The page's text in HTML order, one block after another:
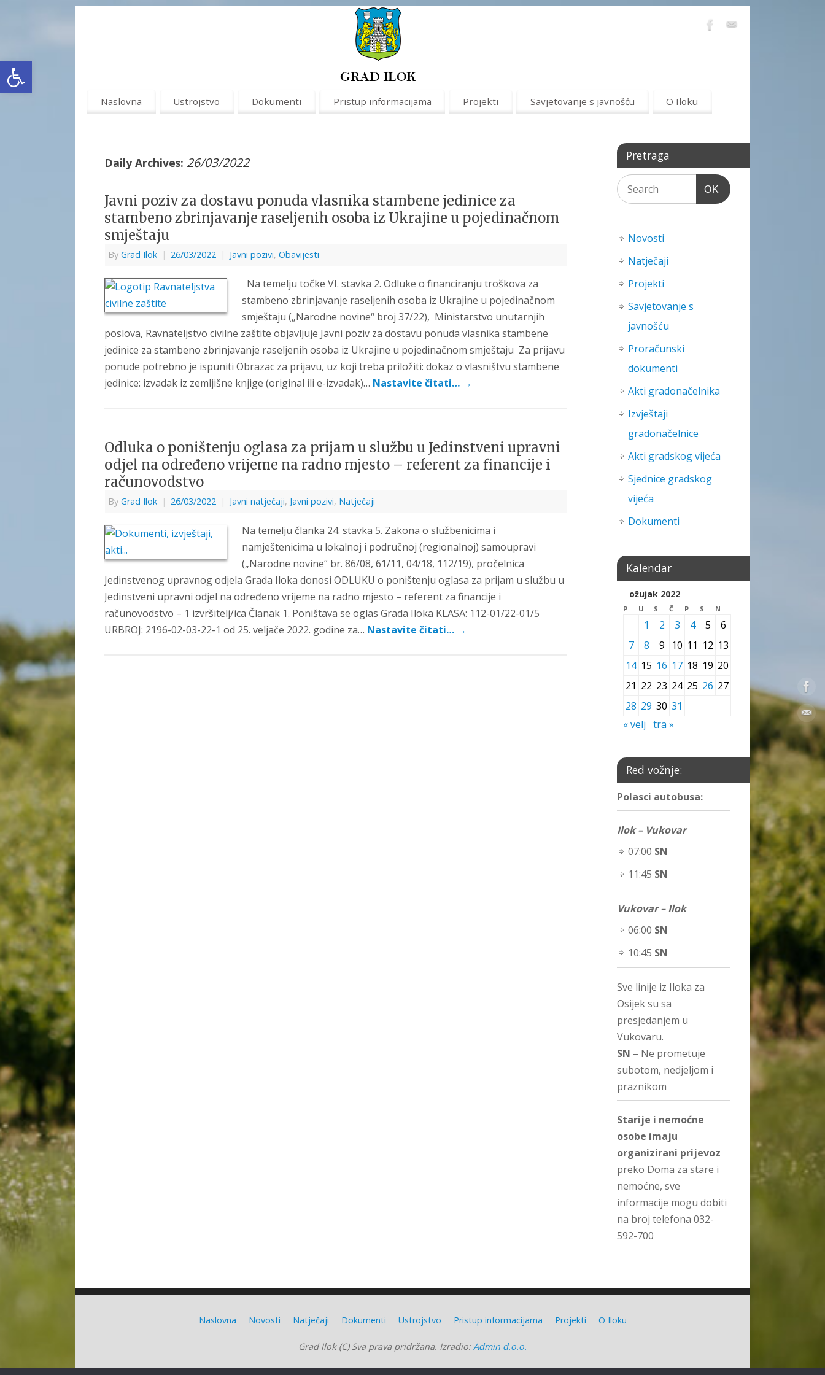
Open toolbar
Naslovna Ustrojstvo Dokumenti Pristup informacijama Projekti Savjetovanje s javnošću O Iloku
Daily Archives: 26/03/2022
Javni poziv za dostavu ponuda vlasnika stambene jedinice za
stambeno zbrinjavanje raseljenih osoba iz Ukrajine u pojedinačnom
smještaju
By Grad Ilok | 26/03/2022 | Javni pozivi, Obavijesti
Na temelju točke VI. stavka 2. Odluke o financiranju troškova za
stambeno zbrinjavanje raseljenih osoba iz Ukrajine u pojedinačnom
smještaju („Narodne novine“ broj 37/22), Ministarstvo unutarnjih
poslova, Ravnateljstvo civilne zaštite objavljuje Javni poziv za dostavu ponuda vlasnika stambene
jedinice za stambeno zbrinjavanje raseljenih osoba iz Ukrajine u pojedinačnom smještaju Za prijavu
ponude potrebno je ispuniti Obrazac za prijavu, uz koji treba priložiti: dokaz o vlasništvu stambene
jedinice: izvadak iz zemljišne knjige (original ili e-izvadak)… Nastavite čitati… →
Odluka o poništenju oglasa za prijam u službu u Jedinstveni upravni
odjel na određeno vrijeme na radno mjesto – referent za financije i
računovodstvo
By Grad Ilok | 26/03/2022 | Javni natječaji, Javni pozivi, Natječaji
Na temelju članka 24. stavka 5. Zakona o službenicima i
namještenicima u lokalnoj i područnoj (regionalnoj) samoupravi
(„Narodne novine“ br. 86/08, 61/11, 04/18, 112/19), pročelnica
Jedinstvenog upravnog odjela Grada Iloka donosi ODLUKU o poništenju oglasa za prijam u službu u
Jedinstveni upravni odjel na određeno vrijeme na radno mjesto – referent za financije i
računovodstvo – 1 izvršitelj/ica Članak 1. Poništava se oglas Grada Iloka KLASA: 112-01/22-01/5
URBROJ: 2196-02-03-22-1 od 25. veljače 2022. godine za… Nastavite čitati… →
Pretraga
OK
Novosti
Natječaji
Projekti
Savjetovanje s
javnošću
Proračunski
dokumenti
Akti gradonačelnika
Izvještaji
gradonačelnice
Akti gradskog vijeća
Sjednice gradskog
vijeća
Dokumenti
Kalendar
ožujak 2022
P U S Č P S N
1 2 3 4 5
6
7
8 9 10 11 12 13
14 15 16 17 18 19 20
21 22 23 24 25 26 27
28 29 30 31
« velj tra »
Red vožnje:
Polasci autobusa:
Ilok – Vukovar
07:00 SN
11:45 SN
Vukovar – Ilok
06:00 SN
10:45 SN
Sve linije iz Iloka za
Osijek su sa
presjedanjem u
Vukovaru.
SN – Ne prometuje
subotom, nedjeljom i
praznikom
Starije i nemoćne
osobe imaju
organizirani prijevoz
preko Doma za stare i
nemoćne, sve
informacije mogu dobiti
na broj telefona 032-
592-700
Naslovna Novosti Natječaji Dokumenti Ustrojstvo Pristup informacijama Projekti O Iloku
Grad Ilok (C) Sva prava pridržana. Izradio: Admin d.o.o.